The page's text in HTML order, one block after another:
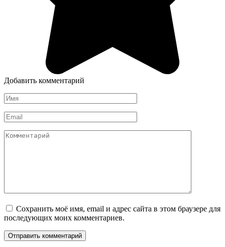
Добавить комментарий
Имя
*
Email
*
Комментарий
Сохранить моё имя, email и адрес сайта в этом браузере для
последующих моих комментариев.